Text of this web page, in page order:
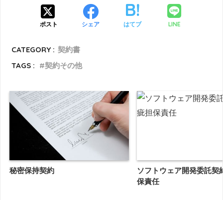
ポスト シェア はてブ LINE
CATEGORY : 契約書
TAGS :
契約その他
秘密保持契約
ソフトウェア開発委託契
保責任